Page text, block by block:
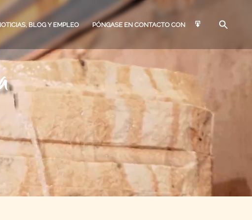
ARQUITECTOS &
PLANIFICADORES DE EDIFICIOS
BLOG Y EMPLEO
EMPLEO
PÓNGASE EN CONTACTO CON
AGBS